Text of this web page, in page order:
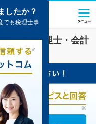
を扱う税理士・会計
したか？
でも税理士事